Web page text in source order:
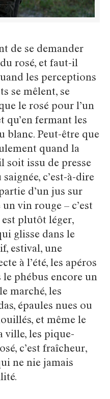
de se demander
rosé, et faut-il
les perceptions
se mêlent, se
le rosé pour l’un
qu’en fermant les
blanc. Peut-être que
quand la
soit issu de presse
c’est-à-dire
d’un jus sur
vin rouge – c’est
est plutôt léger,
glisse dans le
estival, une
à l’été, les apéros
le phébus encore un
marché, les
épaules nues ou
et même le
ville, les pique-
c’est fraîcheur,
ne nie jamais